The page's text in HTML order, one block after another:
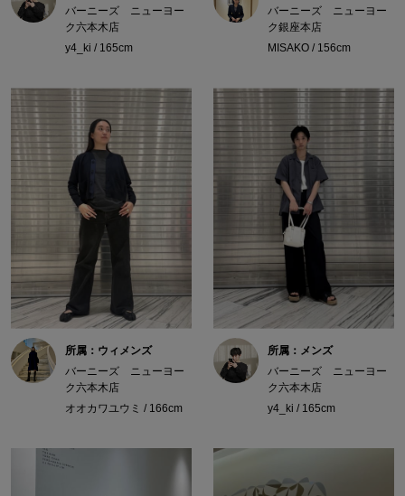
バーニーズ ニューヨー
ク六本木店
y4_ki / 165cm
バーニーズ ニューヨー
ク銀座本店
MISAKO / 156cm
所属：ウィメンズ
バーニーズ ニューヨー
ク六本木店
オオカワユウミ / 166cm
所属：メンズ
バーニーズ ニューヨー
ク六本木店
y4_ki / 165cm